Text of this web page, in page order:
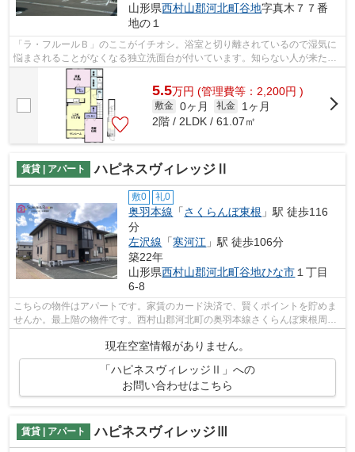
山形県西村山郡河北町谷地字真木７７番
地の１
「ラ・フルールＢ」のここがイチオシ。浴室と切り離されているので湿気に
悩まされることがなくなる独立洗面台が付いています。知らない人が来た時
でも玄関を開ける必要がなくなるモニ...
5.5万円 (管理費等：2,200円 )
敷金 0ヶ月 礼金
1ヶ月
2階 / 2LDK / 61.07㎡
賃貸 | アパート ハピネスヴィレッジⅡ
敷0 礼0
奥羽本線 「さくらんぼ東根 」駅 徒歩116
分
左沢線 「寒河江 」駅 徒歩106分
築22年
山形県西村山郡河北町谷地ひな市 １丁目
6-8
こちらの物件はアパートです。家賃のカード決済で、賢くポイントを貯めま
せんか。最上階の物件です。西村山郡河北町の奥羽本線さくらんぼ東根周辺
の物件のことなら、0237-86-6396かinf...
現在空室情報がありません。
「ハピネスヴィレッジⅡ」への
お問い合わせはこちら
賃貸 | アパート ハピネスヴィレッジⅢ